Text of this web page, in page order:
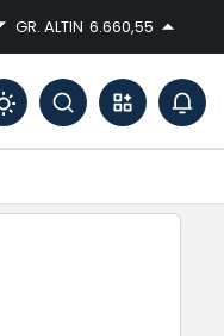
GR. ALTIN 6.660,55
Mod
değiştir